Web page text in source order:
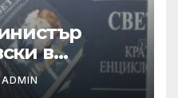
в
БНТ
ADMIN